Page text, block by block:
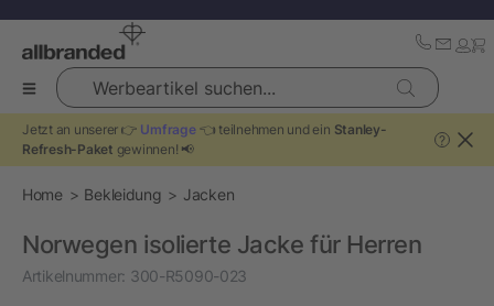
Werbeartikel suchen...
Jetzt an unserer 👉 Umfrage👈 teilnehmen und ein Stanley-
Refresh-Paket gewinnen! 📢
?
Home Bekleidung Jacken
Norwegen isolierte Jacke für Herren
Artikelnummer: 300-R5090-023